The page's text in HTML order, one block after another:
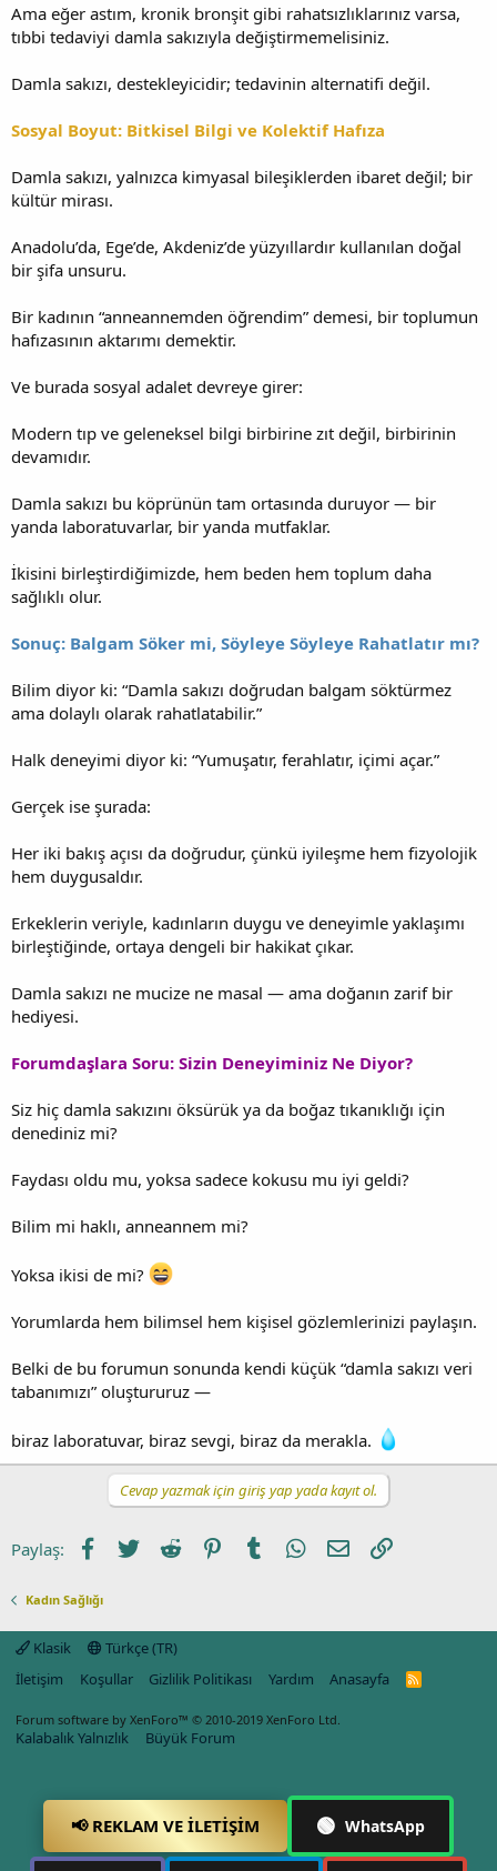
Ama eğer astım, kronik bronşit gibi rahatsızlıklarınız varsa,
tıbbi tedaviyi damla sakızıyla değiştirmemelisiniz.
Damla sakızı, destekleyicidir; tedavinin alternatifi değil.
Sosyal Boyut: Bitkisel Bilgi ve Kolektif Hafıza
Damla sakızı, yalnızca kimyasal bileşiklerden ibaret değil; bir
kültür mirası.
Anadolu’da, Ege’de, Akdeniz’de yüzyıllardır kullanılan doğal
bir şifa unsuru.
Bir kadının “anneannemden öğrendim” demesi, bir toplumun
hafızasının aktarımı demektir.
Ve burada sosyal adalet devreye girer:
Modern tıp ve geleneksel bilgi birbirine zıt değil, birbirinin
devamıdır.
Damla sakızı bu köprünün tam ortasında duruyor — bir
yanda laboratuvarlar, bir yanda mutfaklar.
İkisini birleştirdiğimizde, hem beden hem toplum daha
sağlıklı olur.
Sonuç: Balgam Söker mi, Söyleye Söyleye Rahatlatır mı?
Bilim diyor ki: “Damla sakızı doğrudan balgam söktürmez
ama dolaylı olarak rahatlatabilir.”
Halk deneyimi diyor ki: “Yumuşatır, ferahlatır, içimi açar.”
Gerçek ise şurada:
Her iki bakış açısı da doğrudur, çünkü iyileşme hem fizyolojik
hem duygusaldır.
Erkeklerin veriyle, kadınların duygu ve deneyimle yaklaşımı
birleştiğinde, ortaya dengeli bir hakikat çıkar.
Damla sakızı ne mucize ne masal — ama doğanın zarif bir
hediyesi.
Forumdaşlara Soru: Sizin Deneyiminiz Ne Diyor?
Siz hiç damla sakızını öksürük ya da boğaz tıkanıklığı için
denediniz mi?
Faydası oldu mu, yoksa sadece kokusu mu iyi geldi?
Bilim mi haklı, anneannem mi?
Yoksa ikisi de mi?
Yorumlarda hem bilimsel hem kişisel gözlemlerinizi paylaşın.
Belki de bu forumun sonunda kendi küçük “damla sakızı veri
tabanımızı” oluştururuz —
biraz laboratuvar, biraz sevgi, biraz da merakla.
Cevap yazmak için giriş yap yada kayıt ol.
Paylaş: Facebook
TwitterReddit PinterestTumblrWhatsApp
E-postaLink
Kadın Sağlığı
Klasik
Türkçe (TR)
İletişim
Koşullar Gizlilik Politikası Yardım Anasayfa
R
Forum software by XenForo™ © 2010-2019 XenForo Ltd.
Kalabalık Yalnızlık Büyük Forum
📢 REKLAM VE İLETIŞIM 🟢 WhatsApp